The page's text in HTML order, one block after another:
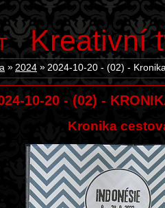
Kreativní
2024 2024-10-20 - (02) -
10-20 - (02) -
Kronika